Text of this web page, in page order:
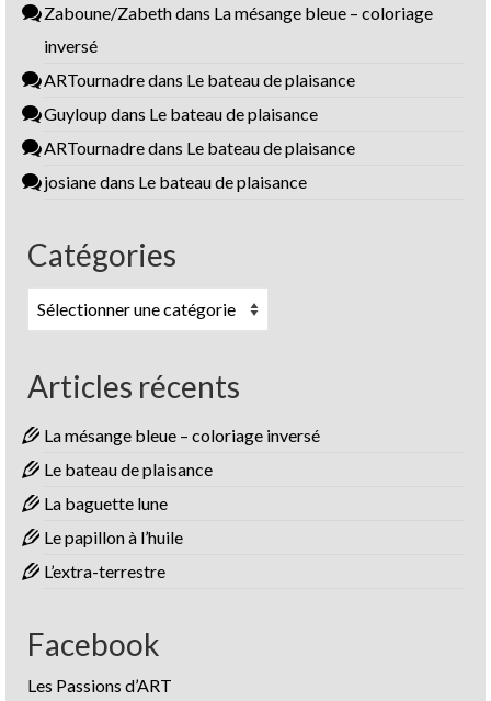
Zaboune/Zabethdans La mésange bleue – coloriage
inversé
ARTournadredans Le bateau de plaisance
Guyloup dans Le bateau de plaisance
ARTournadredans Le bateau de plaisance
josianedans Le bateau de plaisance
Catégories
Catégories
Articles récents
La mésange bleue – coloriage inversé
Le bateau de plaisance
La baguette lune
Le papillon à l’huile
L’extra-terrestre
Facebook
Les Passions d’ART